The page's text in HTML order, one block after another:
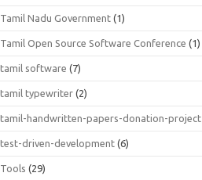
Tamil Nadu Government (1)
Tamil Open Source Software Conference (1)
tamil software (7)
tamil typewriter (2)
tamil-handwritten-papers-donation-project
test-driven-development (6)
Tools (29)